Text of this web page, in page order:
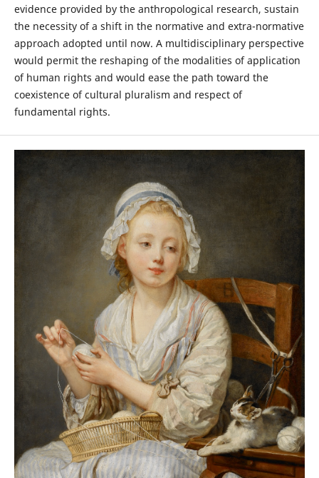
evidence provided by the anthropological research, sustain
the necessity of a shift in the normative and extra-normative
approach adopted until now. A multidisciplinary perspective
would permit the reshaping of the modalities of application
of human rights and would ease the path toward the
coexistence of cultural pluralism and respect of
fundamental rights.